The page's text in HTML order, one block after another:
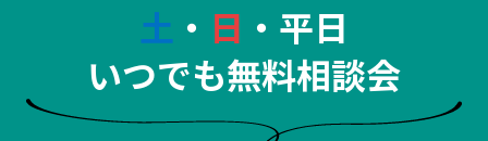
土 ・ 日 ・平日
いつでも無料相談会